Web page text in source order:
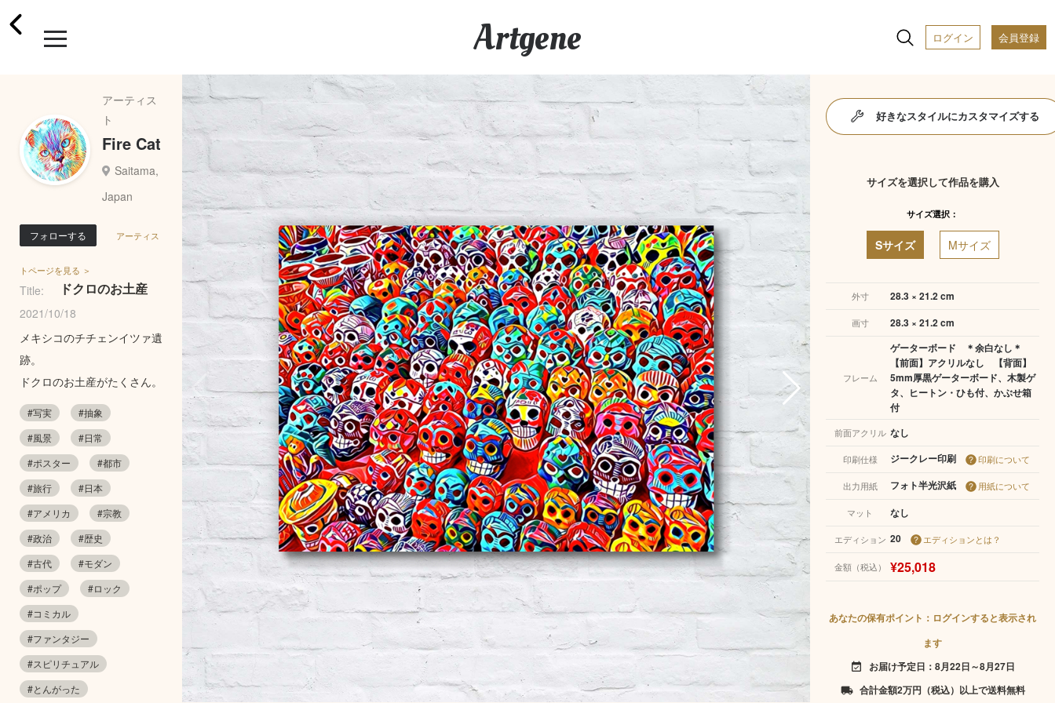
Artgene ログイン 会員登録
アーティス
ト
Fire Cat
Saitama,
Japan
フォローする アーティス
トページを見る ＞
Title: ドクロのお土産
2021/10/18
メキシコのチチェンイツァ遺
跡。
ドクロのお土産がたくさん。
#写実
#抽象
#風景
#日常
#ポスター
#都市
#旅行
#日本
#アメリカ
#宗教
#政治
#歴史
#古代
#モダン
#ポップ
#ロック
#コミカル
#ファンタジー
#スピリチュアル
#とんがった
好きなスタイルにカスタマイズする
サイズを選択して作品を購入
サイズ選択：
Sサイズ Mサイズ
外寸 28.3 × 21.2 cm
画寸 28.3 × 21.2 cm
フレーム
ゲーターボード ＊余白なし＊
【前面】アクリルなし 【背面】
5mm厚黒ゲーターボード、木製ゲ
タ、ヒートン・ひも付、かぶせ箱
付
前面アクリル なし
印刷仕様 ジークレー印刷 印刷について
出力用紙 フォト半光沢紙 用紙について
マット なし
エディション 20 エディションとは？
金額（税込） ¥25,018
あなたの保有ポイント：ログインすると表示され
ます
event_available お届け予定日：8月22日～8月27日
local_shipping 合計金額2万円（税込）以上で送料無料